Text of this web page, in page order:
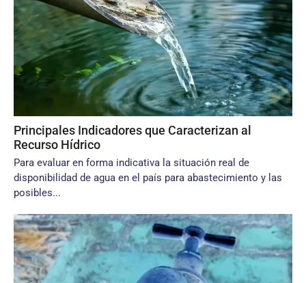
Principales Indicadores que Caracterizan al
Recurso Hídrico
Para evaluar en forma indicativa la situación real de
disponibilidad de agua en el país para abastecimiento y las
posibles...